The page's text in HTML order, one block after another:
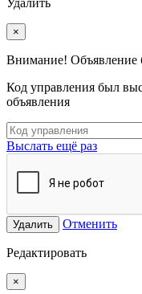
Удалить
×
Внимание! Объявление
Код управления был
объявления
Выслать ещё раз
Удалить Отменить
Редактировать
×